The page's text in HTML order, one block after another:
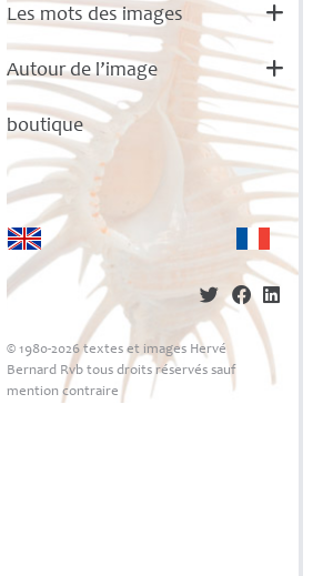
Les mots des images
Autour de l’image
boutique
© 1980-2026 textes et images Hervé
Bernard Rvb tous droits réservés sauf
mention contraire